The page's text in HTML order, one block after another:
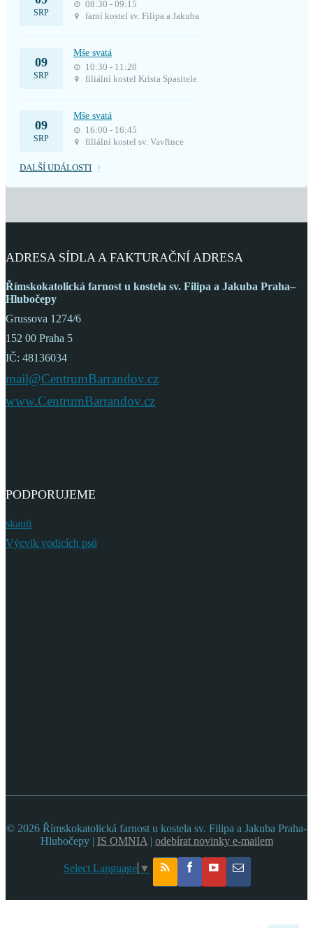
SRP
08:30 - 09:15
farní kostel sv. Filipa a Jakuba
09
SRP
Mše svatá
10:30 - 11:20
filiální kostel Krista Spasitele
09
SRP
Mše svatá
16:00 - 16:45
filiální kostel sv. Vavřince
DALŠÍ UDÁLOSTI
ADRESA SÍDLA A FAKTURAČNÍ ADRESA
Římskokatolická farnost u kostela sv. Filipa a Jakuba Praha–
Hlubočepy
Grussova 1274/6
152 00 Praha 5
IČ: 48136034
mail@CentrumBarrandov.cz
www.CentrumBarrandov.cz
PODPORUJEME
skauti
Výcvik vodicích psů
© 2026 Římskokatolická farnost u kostela sv. Filipa a Jakuba Praha-
Hlubočepy | IS OMNIA | odebírat novinky e-mailem
Select Language ▼